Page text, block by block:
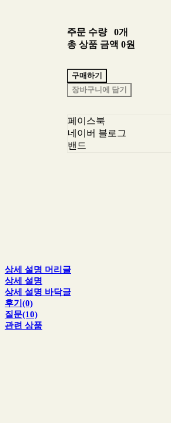
주문 수량
0개
총 상품 금액 0원
구매하기
장바구니에 담기
페이스북
네이버 블로그
밴드
상세 설명 머리글
상세 설명
상세 설명 바닥글
후기(0)
질문(10)
관련 상품